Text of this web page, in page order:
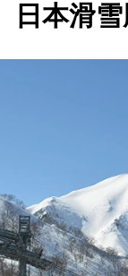
日本滑